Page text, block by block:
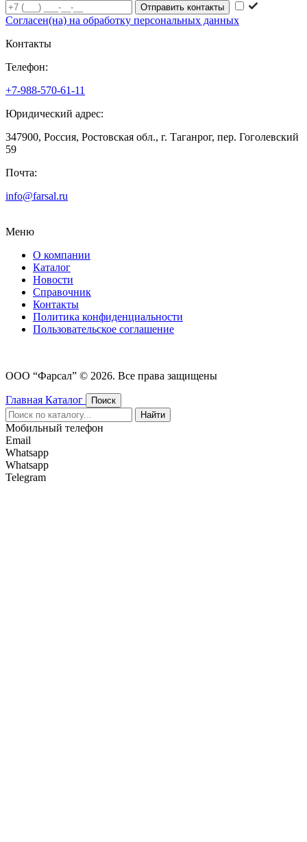
Согласен(на) на обработку персональных данных
Контакты
Телефон:
+7-988-570-61-11
Юридический адрес:
347900, Россия, Ростовская обл., г. Таганрог, пер. Гоголевский
59
Почта:
info@farsal.ru
Меню
О компании
Каталог
Новости
Cправочник
Контакты
Политика конфиденциальности
Пользовательское соглашение
ООО “Фарсал” © 2026. Все права защищены
Главная Каталог
Поиск
Найти
Мобильный телефон
Email
Whatsapp
Whatsapp
Telegram